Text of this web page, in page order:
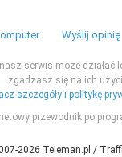
2
Wyślij opinię
serwis może działać
zgadzasz się na ich
szczegóły i politykę
przewodnik po
2026 Teleman.pl /